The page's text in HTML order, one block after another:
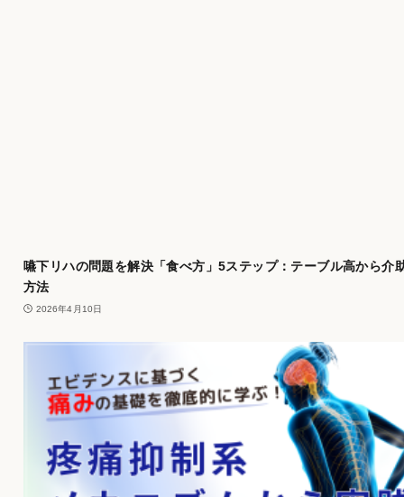
嚥下リハの問題を解決「食べ方」5ステップ：テーブル高から介
方法
2026年4月10日